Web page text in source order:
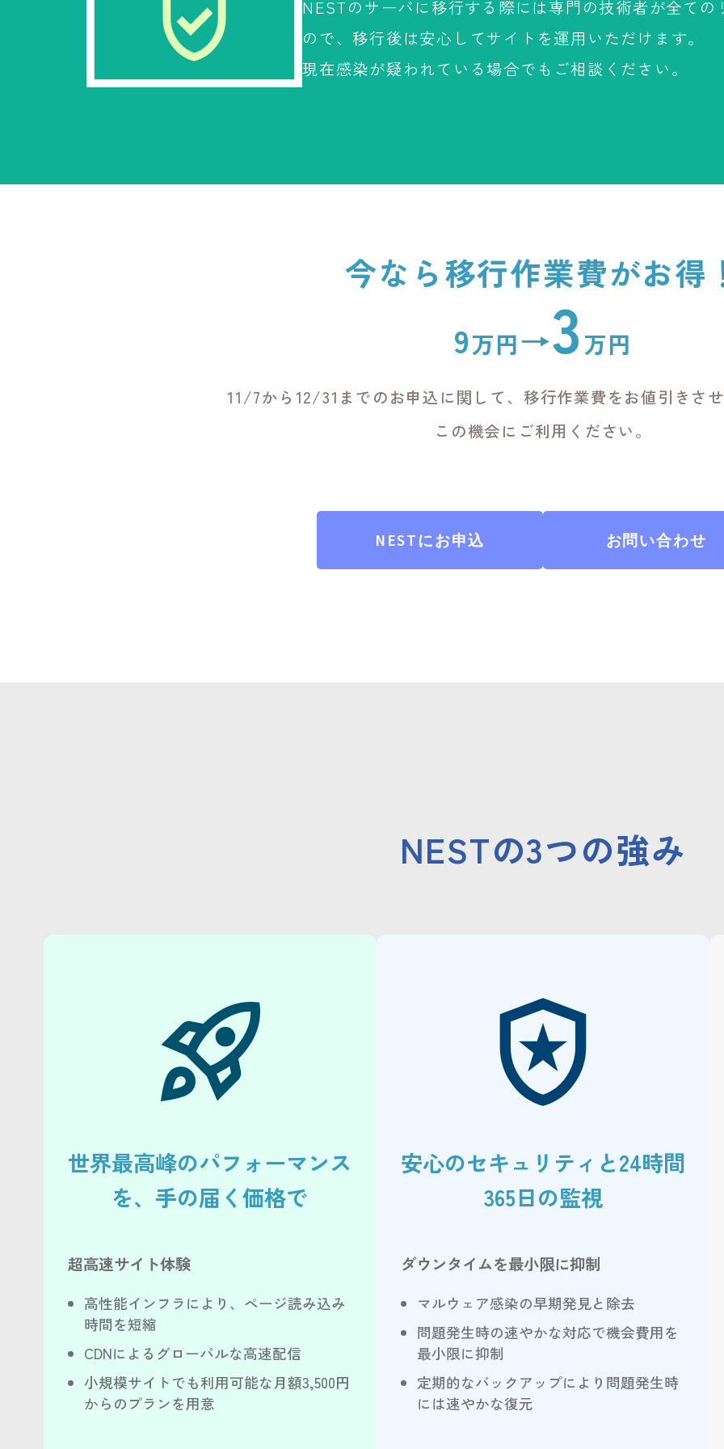
NESTのサーバに移行する際には専門の技術者が全ての
ので、移行後は安心してサイトを運用いただけます。
現在感染が疑われている場合でもご相談ください。
今なら移行作業費がお得
9万円→3万円
11/7から12/31までのお申込に関して、移行作業費をお値引きさせ
この機会にご利用ください。
NESTにお申込 お問い合わせ
NESTの3つの強み
世界最高峰のパフォーマンス
を、手の届く価格で
超高速サイト体験
高性能インフラにより、ページ読み込み
時間を短縮
CDNによるグローバルな高速配信
小規模サイトでも利用可能な月額3,500円
からのプランを用意
安心のセキュリティと24時間
365日の監視
ダウンタイムを最小限に抑制
マルウェア感染の早期発見と除去
問題発生時の速やかな対応で機会費用を
最小限に抑制
定期的なバックアップにより問題発生時
には速やかな復元